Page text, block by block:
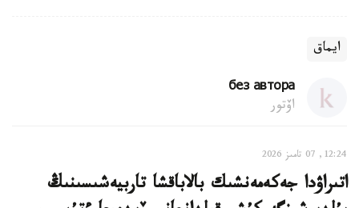
ايماق
без автора
اۆتور
12:24, 07 تامىز 2026
اتىراۋدا جەكەمەنشىك بالاباقشا تاربيەشىسىنىڭ